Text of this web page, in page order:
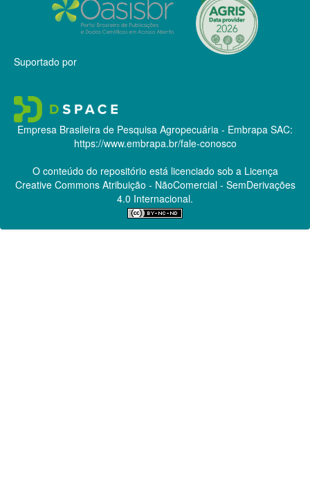
Suportado por
Empresa Brasileira de Pesquisa Agropecuária - Embrapa SAC:
https://www.embrapa.br/fale-conosco
O conteúdo do repositório está licenciado sob a Licença
Creative CommonsAtribuição - NãoComercial - SemDerivações
4.0 Internacional.